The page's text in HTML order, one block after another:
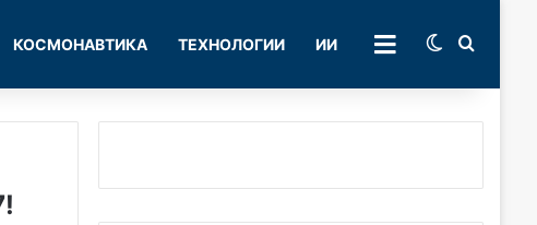
КОСМОНАВТИКА ТЕХНОЛОГИИ ИИ РУБРИКИSwitch skin